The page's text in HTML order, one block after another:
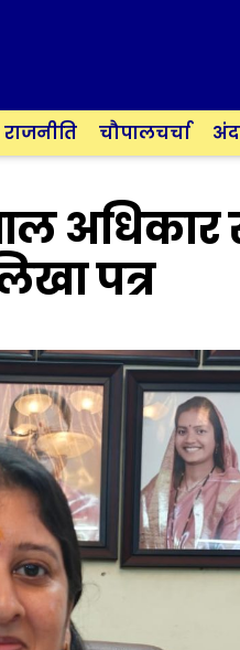
राजनीति चौपालचर्चा
पत्र